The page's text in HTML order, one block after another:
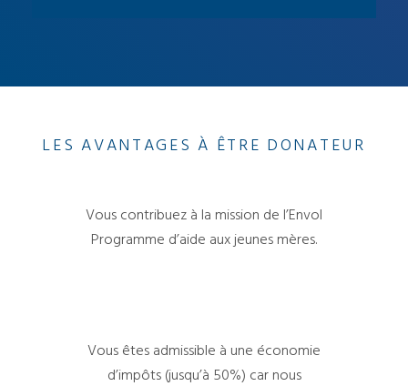
LES AVANTAGES À ÊTRE DONATEUR
Vous contribuez à la mission de l’Envol
Programme d’aide aux jeunes mères.
Vous êtes admissible à une économie
d’impôts (jusqu’à 50%) car nous